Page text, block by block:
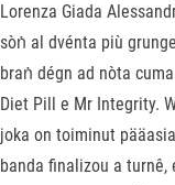
Lorenza Giada
sòṅ al dvénta più
braṅ dégn ad nòta
Diet Pill e Mr Integrity.
joka on toiminut
banda finalizou a turnê,